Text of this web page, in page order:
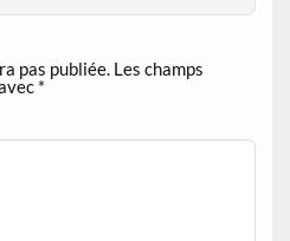
pas publiée. Les champs
*